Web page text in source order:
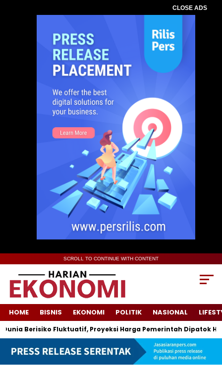
CLOSE ADS
SCROLL TO CONTINUE WITH CONTENT
HOME BISNIS EKONOMI POLITIK NASIONAL
Berisiko Fluktuatif, Proyeksi Harga Pemerintah Dipatok Hingga